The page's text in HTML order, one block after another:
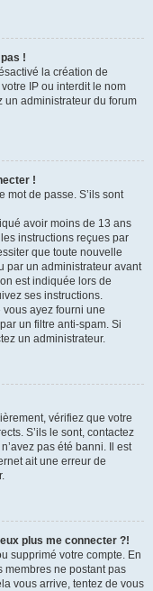
!
la création de
IP ou interdit le nom
un administrateur du forum
!
mot de passe. S’ils sont
avoir moins de 13 ans
instructions reçues par
que toute nouvelle
par un administrateur avant
est indiquée lors de
ses instructions.
vous ayez fourni une
un filtre anti-spam. Si
un administrateur.
vérifiez que votre
S’ils le sont, contactez
pas été banni. Il est
ait une erreur de
plus me connecter ?!
supprimé votre compte. En
membres ne postant pas
vous arrive, tentez de vous